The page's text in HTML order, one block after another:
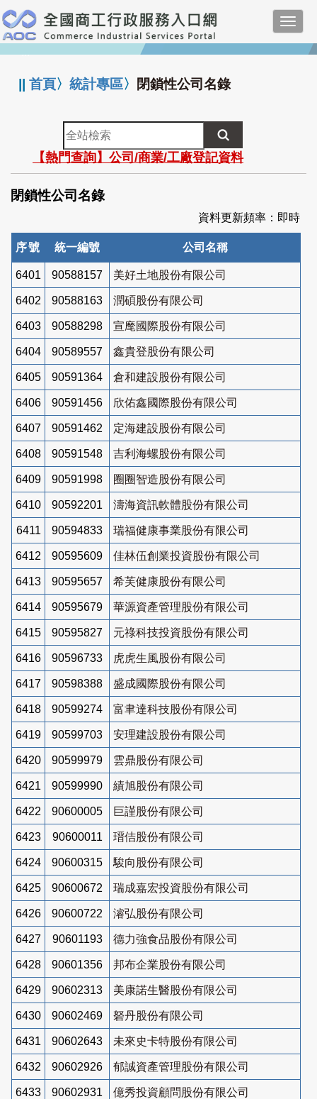
跳
到
主
要
:::
||首頁〉統計專區〉 閉鎖性公司名錄
全
站
檢
索
【熱門查詢】公司/商業/工廠登記資料
閉鎖性公司名錄
資料更新頻率：即時
序號 統一編號 公司名稱
6401 90588157 美好土地股份有限公司
6402 90588163 潤碩股份有限公司
6403 90588298 宣麾國際股份有限公司
6404 90589557 鑫貴登股份有限公司
6405 90591364 倉和建設股份有限公司
6406 90591456 欣佑鑫國際股份有限公司
6407 90591462 定海建設股份有限公司
6408 90591548 吉利海螺股份有限公司
6409 90591998 圈圈智造股份有限公司
6410 90592201 濤海資訊軟體股份有限公司
6411 90594833 瑞福健康事業股份有限公司
6412 90595609 佳林伍創業投資股份有限公司
6413 90595657 希芙健康股份有限公司
6414 90595679 華源資產管理股份有限公司
6415 90595827 元祿科技投資股份有限公司
6416 90596733 虎虎生風股份有限公司
6417 90598388 盛成國際股份有限公司
6418 90599274 富聿達科技股份有限公司
6419 90599703 安理建設股份有限公司
6420 90599979 雲鼎股份有限公司
6421 90599990 績旭股份有限公司
6422 90600005 巨謹股份有限公司
6423 90600011 瑨佶股份有限公司
6424 90600315 駿向股份有限公司
6425 90600672 瑞成嘉宏投資股份有限公司
6426 90600722 濬弘股份有限公司
6427 90601193 德力強食品股份有限公司
6428 90601356 邦布企業股份有限公司
6429 90602313 美康諾生醫股份有限公司
6430 90602469 砮丹股份有限公司
6431 90602643 未來史卡特股份有限公司
6432 90602926 郁誠資產管理股份有限公司
6433 90602931 億秀投資顧問股份有限公司